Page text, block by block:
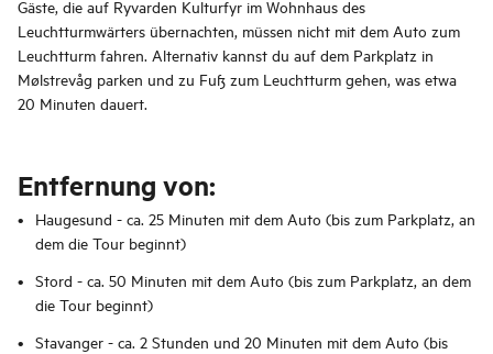
Gäste, die auf Ryvarden Kulturfyr im Wohnhaus des
Leuchtturmwärters übernachten, müssen nicht mit dem Auto zum
Leuchtturm fahren. Alternativ kannst du auf dem Parkplatz in
Mølstrevåg parken und zu Fuß zum Leuchtturm gehen, was etwa
20 Minuten dauert.
Entfernung von:
Haugesund - ca. 25 Minuten mit dem Auto (bis zum Parkplatz, an
dem die Tour beginnt)
Stord - ca. 50 Minuten mit dem Auto (bis zum Parkplatz, an dem
die Tour beginnt)
Stavanger - ca. 2 Stunden und 20 Minuten mit dem Auto (bis